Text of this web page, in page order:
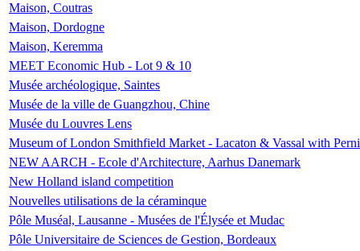
Maison, Coutras
Maison, Dordogne
Maison, Keremma
MEET Economic Hub - Lot 9 & 10
Musée archéologique, Saintes
Musée de la ville de Guangzhou, Chine
Musée du Louvres Lens
Museum of London Smithfield Market - Lacaton & Vassal with
NEW AARCH - Ecole d'Architecture, Aarhus Danemark
New Holland island competition
Nouvelles utilisations de la céraminque
Pôle Muséal, Lausanne - Musées de l'Élysée et Mudac
Pôle Universitaire de Sciences de Gestion, Bordeaux